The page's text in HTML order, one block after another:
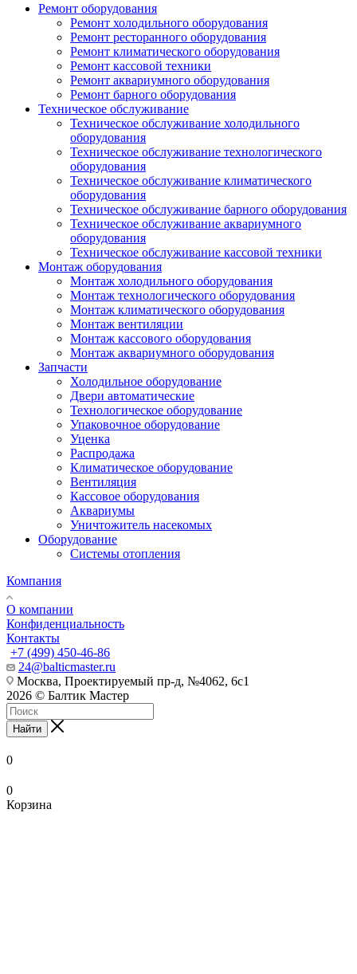
Ремонт оборудования
Ремонт холодильного оборудования
Ремонт ресторанного оборудования
Ремонт климатического оборудования
Ремонт кассовой техники
Ремонт аквариумного оборудования
Ремонт барного оборудования
Техническое обслуживание
Техническое обслуживание холодильного
оборудования
Техническое обслуживание технологического
оборудования
Техническое обслуживание климатического
оборудования
Техническое обслуживание барного оборудования
Техническое обслуживание аквариумного
оборудования
Техническое обслуживание кассовой техники
Монтаж оборудования
Монтаж холодильного оборудования
Монтаж технологического оборудования
Монтаж климатического оборудования
Монтаж вентиляции
Монтаж кассового оборудования
Монтаж аквариумного оборудования
Запчасти
Холодильное оборудование
Двери автоматические
Технологическое оборудование
Упаковочное оборудование
Уценка
Распродажа
Климатическое оборудование
Вентиляция
Кассовое оборудования
Аквариумы
Уничтожитель насекомых
Оборудование
Системы отопления
Компания
О компании
Конфиденциальность
Контакты
+7 (499) 450-46-86
24@balticmaster.ru
Москва, Проектируемый пр-д, №4062, 6с1
2026 © Балтик Мастер
Найти
0
0
Корзина